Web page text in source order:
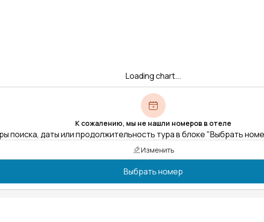
Loading chart...
К сожалению, мы не нашли номеров в отеле
поиска, даты или продолжительность тура в блоке "Выбрать
Изменить
Выбрать номер